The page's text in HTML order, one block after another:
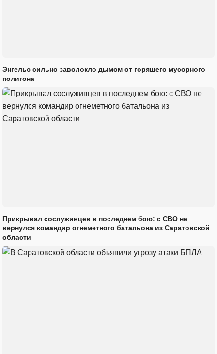
Энгельс сильно заволокло дымом от горящего мусорного
полигона
Прикрывал сослуживцев в последнем бою: с СВО не
вернулся командир огнеметного батальона из Саратовской
области